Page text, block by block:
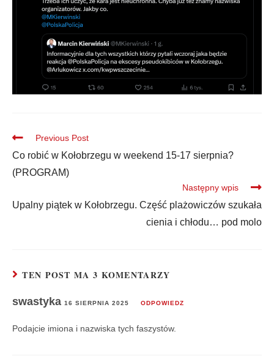
Previous Post
Co robić w Kołobrzegu w weekend 15-17 sierpnia?
(PROGRAM)
Następny wpis
Upalny piątek w Kołobrzegu. Część plażowiczów szukała
cienia i chłodu… pod molo
TEN POST MA 3 KOMENTARZY
swastyka 16 SIERPNIA 2025 ODPOWIEDZ
Podajcie imiona i nazwiska tych faszystów.